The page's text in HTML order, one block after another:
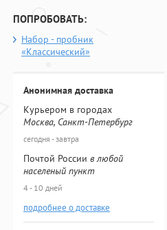
ПОПРОБОВАТЬ:
Набор - пробник
«Классический»
Анонимная доставка
Курьером в городах
Москва, Санкт-Петербург
сегодня - завтра
Почтой России в любой
населеный пункт
4 - 10 дней
подробнее о доставке